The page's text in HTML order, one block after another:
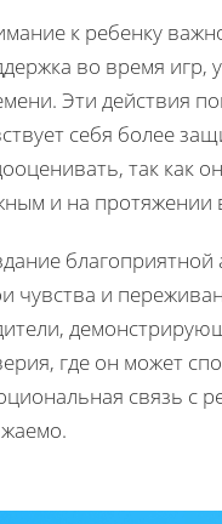
к ребенку
во время игр,
Эти действия
себя более
так как
и на протяжении
чувства и
где он может
связь с